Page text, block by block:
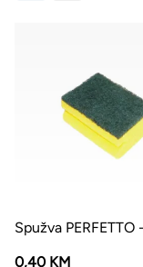
Spužva PERFETTO
0,40 KM